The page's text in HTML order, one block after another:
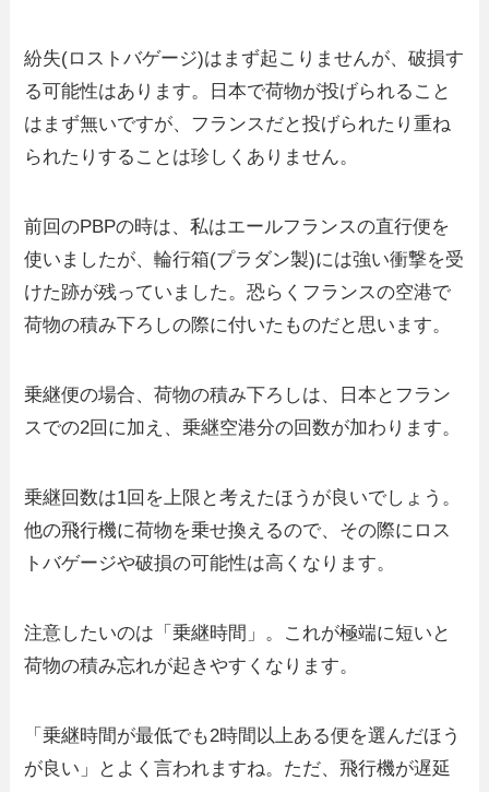
紛失(ロストバゲージ)はまず起こりませんが、破損す
る可能性はあります。日本で荷物が投げられること
はまず無いですが、フランスだと投げられたり重ね
られたりすることは珍しくありません。
前回のPBPの時は、私はエールフランスの直行便を
使いましたが、輪行箱(プラダン製)には強い衝撃を受
けた跡が残っていました。恐らくフランスの空港で
荷物の積み下ろしの際に付いたものだと思います。
乗継便の場合、荷物の積み下ろしは、日本とフラン
スでの2回に加え、乗継空港分の回数が加わります。
乗継回数は1回を上限と考えたほうが良いでしょう。
他の飛行機に荷物を乗せ換えるので、その際にロス
トバゲージや破損の可能性は高くなります。
注意したいのは「乗継時間」。これが極端に短いと
荷物の積み忘れが起きやすくなります。
「乗継時間が最低でも2時間以上ある便を選んだほう
が良い」とよく言われますね。ただ、飛行機が遅延